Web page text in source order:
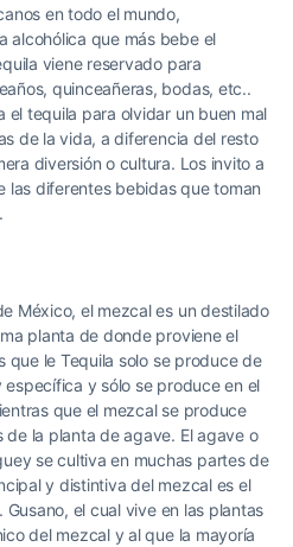
en todo el mundo,
alcohólica que más bebe el
viene reservado para
quinceañeras, bodas, etc..
el tequila para olvidar un buen mal
de la vida, a diferencia del resto
diversión o cultura. Los invito a
las diferentes bebidas que toman
México, el mezcal es un destilado
planta de donde proviene el
que le Tequila solo se produce de
y sólo se produce en el
que el mezcal se produce
la planta de agave. El agave o
se cultiva en muchas partes de
y distintiva del mezcal es el
Gusano, el cual vive en las plantas
del mezcal y al que la mayoría